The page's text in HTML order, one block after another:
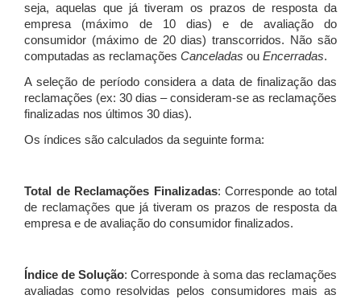
seja, aquelas que já tiveram os prazos de resposta da
empresa (máximo de 10 dias) e de avaliação do
consumidor (máximo de 20 dias) transcorridos. Não são
computadas as reclamações Canceladas ou Encerradas.
A seleção de período considera a data de finalização das
reclamações (ex: 30 dias – consideram-se as reclamações
finalizadas nos últimos 30 dias).
Os índices são calculados da seguinte forma:
Total de Reclamações Finalizadas: Corresponde ao total
de reclamações que já tiveram os prazos de resposta da
empresa e de avaliação do consumidor finalizados.
Índice de Solução: Corresponde à soma das reclamações
avaliadas como resolvidas pelos consumidores mais as